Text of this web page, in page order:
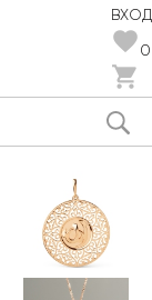
ВХОД
0